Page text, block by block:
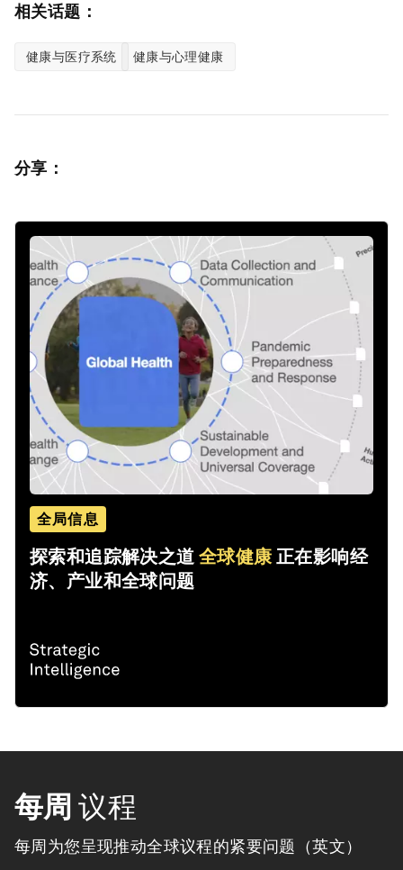
相关话题：
健康与医疗系统 健康与心理健康
分享：
全局信息
探索和追踪解决之道全球健康正在影响经
济、产业和全球问题
每周 议程
每周为您呈现推动全球议程的紧要问题（英文）